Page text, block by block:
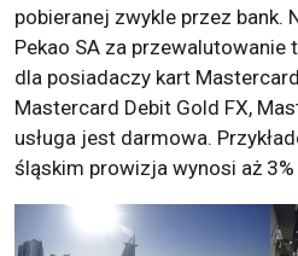
pobieranej zwykle przez bank.
Pekao SA za przewalutowanie
dla posiadaczy kart
Mastercard Debit Gold FX,
usługa jest darmowa.
śląskim prowizja wynosi aż